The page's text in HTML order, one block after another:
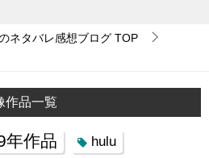
ネタバレ感想ブログ TOP
作品一覧
年作品 hulu